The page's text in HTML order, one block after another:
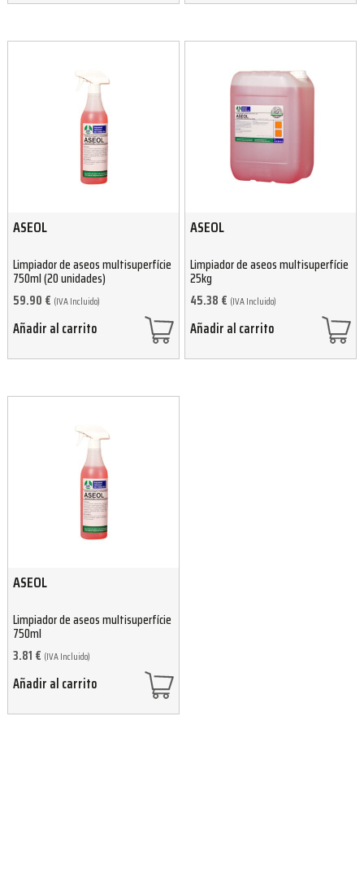
ASEOL
Limpiador de aseos multisuperfície
750ml (20 unidades)
59.90 € (IVA Incluido)
Añadir al carrito
ASEOL
Limpiador de aseos multisuperfície
25kg
45.38 € (IVA Incluido)
Añadir al carrito
ASEOL
Limpiador de aseos multisuperfície
750ml
3.81 € (IVA Incluido)
Añadir al carrito